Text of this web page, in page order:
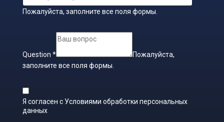
Пожалуйста, заполните все поля формы.
Question *
Пожалуйста,
заполните все поля формы.
Я согласен с Условиями обработки персональных
данных